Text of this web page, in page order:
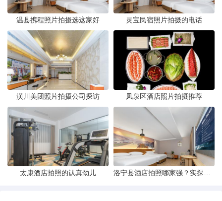
温县携程照片拍摄选这家好 灵宝民宿照片拍摄的电话
潢川美团照片拍摄公司探访 凤泉区酒店照片拍摄推荐
太康酒店拍照的认真劲儿